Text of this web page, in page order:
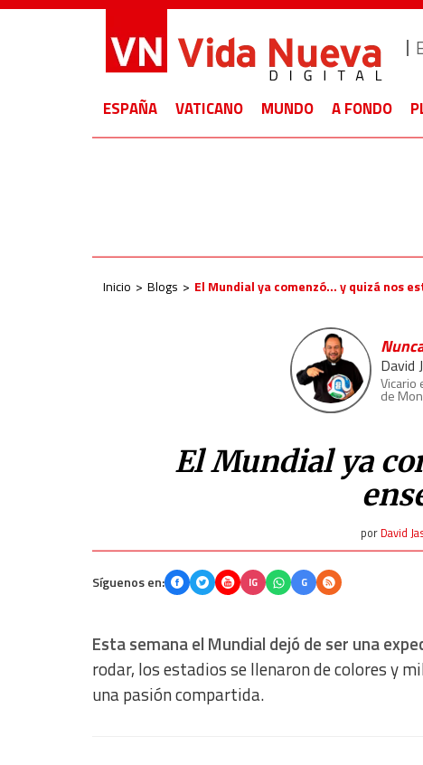
ESPAÑA VATICANO MUNDO A FONDO
Inicio Blogs El Mundial ya comenzó… y quizá nos
David
Vicario
de
El Mundial ya
por David
Síguenos en: IG G
Esta semana el Mundial dejó de ser una
rodar, los estadios se llenaron de colores y
una pasión compartida.